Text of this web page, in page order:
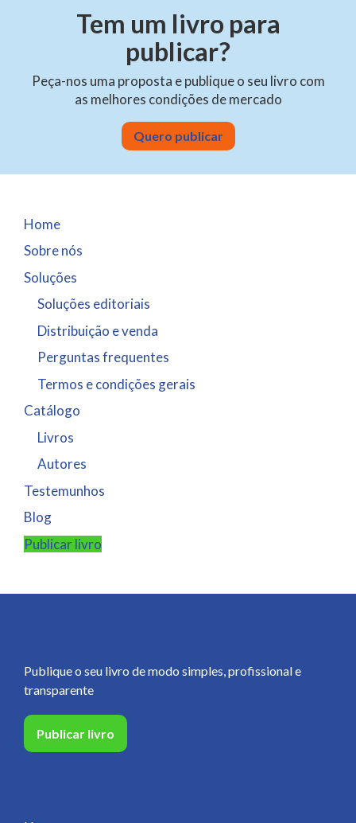
Tem um livro para
publicar?
Peça-nos uma proposta e publique o seu livro com
as melhores condições de mercado
Quero publicar
Home
Sobre nós
Soluções
Soluções editoriais
Distribuição e venda
Perguntas frequentes
Termos e condições gerais
Catálogo
Livros
Autores
Testemunhos
Blog
Publicar livro
Publique o seu livro de modo simples, profissional e
transparente
Publicar livro